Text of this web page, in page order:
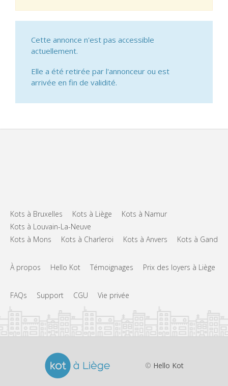
Cette annonce n'est pas accessible
actuellement.
Elle a été retirée par l'annonceur ou est
arrivée en fin de validité.
Kots à Bruxelles Kots à Liège
Kots à Namur
Kots à Louvain-La-Neuve
Kots à Mons
Kots à Charleroi Kots à Anvers Kots à Gand
À propos Hello Kot Témoignages Prix des loyers à Liège
FAQs Support CGU Vie privée
© Hello Kot